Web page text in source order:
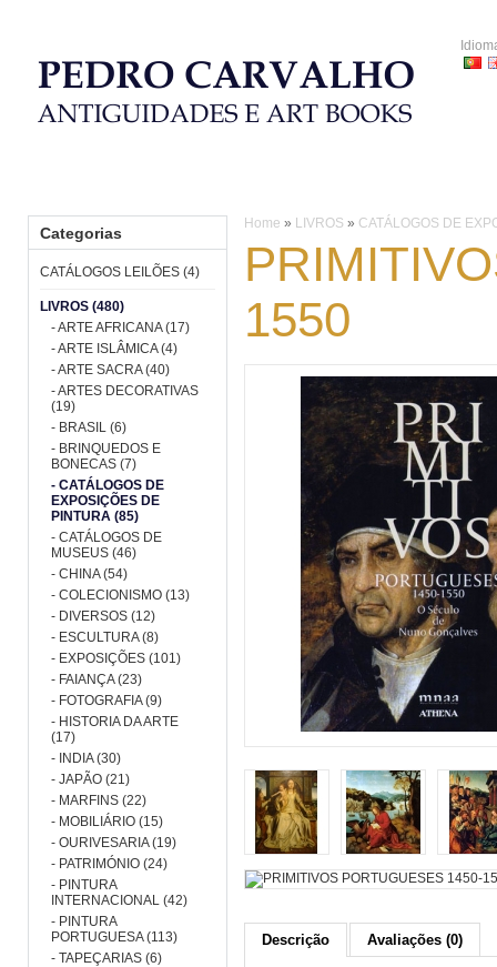
Categorias
CATÁLOGOS LEILÕES (4)
LIVROS (480)
- ARTE AFRICANA (17)
- ARTE ISLÂMICA (4)
- ARTE SACRA (40)
- ARTES DECORATIVAS
(19)
- BRASIL (6)
- BRINQUEDOS E
BONECAS (7)
- CATÁLOGOS DE
EXPOSIÇÕES DE
PINTURA (85)
- CATÁLOGOS DE
MUSEUS (46)
- CHINA (54)
- COLECIONISMO (13)
- DIVERSOS (12)
- ESCULTURA (8)
- EXPOSIÇÕES (101)
- FAIANÇA (23)
- FOTOGRAFIA (9)
- HISTORIA DA ARTE
(17)
- INDIA (30)
- JAPÃO (21)
- MARFINS (22)
- MOBILIÁRIO (15)
- OURIVESARIA (19)
- PATRIMÓNIO (24)
- PINTURA
INTERNACIONAL (42)
- PINTURA
PORTUGUESA (113)
- TAPEÇARIAS (6)
Home » LIVROS » CATÁLOGOS DE
1550
Descrição Avaliações (0)